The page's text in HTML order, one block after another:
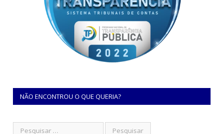
NÃO ENCONTROU O QUE QUERIA?